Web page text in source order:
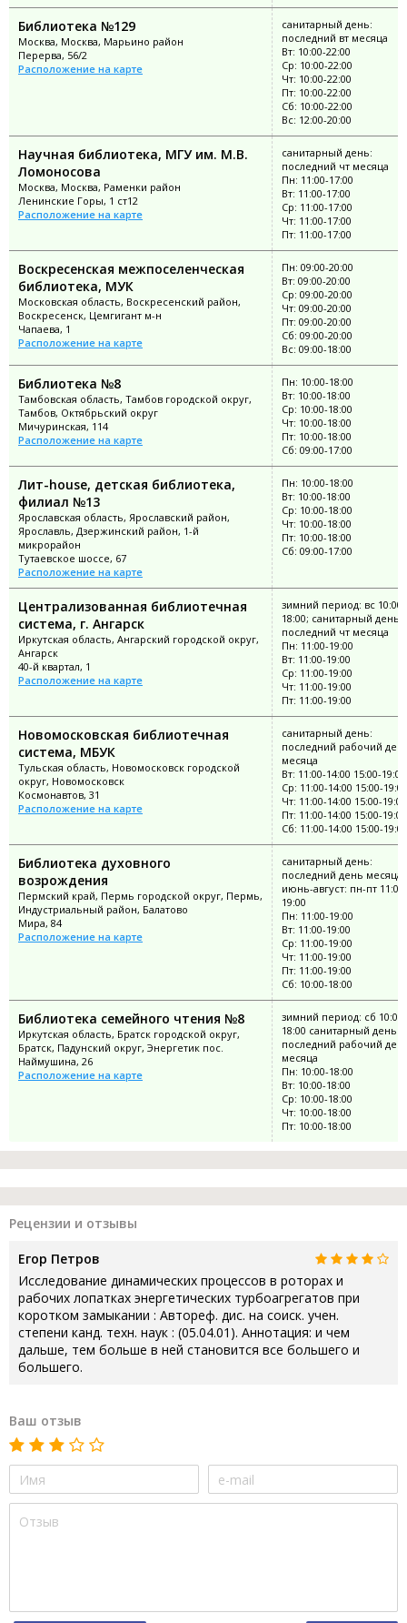
Библиотека №129
Москва, Москва, Марьино район
Перерва, 56/2
Расположение на карте
санитарный день:
последний вт месяца
Вт: 10:00-22:00
Ср: 10:00-22:00
Чт: 10:00-22:00
Пт: 10:00-22:00
Сб: 10:00-22:00
Вс: 12:00-20:00
Научная библиотека, МГУ им. М.В.
Ломоносова
Москва, Москва, Раменки район
Ленинские Горы, 1 ст12
Расположение на карте
санитарный день:
последний чт месяца
Пн: 11:00-17:00
Вт: 11:00-17:00
Ср: 11:00-17:00
Чт: 11:00-17:00
Пт: 11:00-17:00
Воскресенская межпоселенческая
библиотека, МУК
Московская область, Воскресенский район,
Воскресенск, Цемгигант м-н
Чапаева, 1
Расположение на карте
Пн: 09:00-20:00
Вт: 09:00-20:00
Ср: 09:00-20:00
Чт: 09:00-20:00
Пт: 09:00-20:00
Сб: 09:00-20:00
Вс: 09:00-18:00
Библиотека №8
Тамбовская область, Тамбов городской округ,
Тамбов, Октябрьский округ
Мичуринская, 114
Расположение на карте
Пн: 10:00-18:00
Вт: 10:00-18:00
Ср: 10:00-18:00
Чт: 10:00-18:00
Пт: 10:00-18:00
Сб: 09:00-17:00
Лит-house, детская библиотека,
филиал №13
Ярославская область, Ярославский район,
Ярославль, Дзержинский район, 1-й
микрорайон
Тутаевское шоссе, 67
Расположение на карте
Пн: 10:00-18:00
Вт: 10:00-18:00
Ср: 10:00-18:00
Чт: 10:00-18:00
Пт: 10:00-18:00
Сб: 09:00-17:00
Централизованная библиотечная
система, г. Ангарск
Иркутская область, Ангарский городской округ,
Ангарск
40-й квартал, 1
Расположение на карте
зимний период: вс 10:00-
18:00; санитарный день:
последний чт месяца
Пн: 11:00-19:00
Вт: 11:00-19:00
Ср: 11:00-19:00
Чт: 11:00-19:00
Пт: 11:00-19:00
Новомосковская библиотечная
система, МБУК
Тульская область, Новомосковск городской
округ, Новомосковск
Космонавтов, 31
Расположение на карте
санитарный день:
последний рабочий
месяца
Вт: 11:00-14:00 15:00-19:00
Ср: 11:00-14:00 15:00-19:00
Чт: 11:00-14:00 15:00-19:00
Пт: 11:00-14:00 15:00-19:00
Сб: 11:00-14:00 15:00-19:00
Библиотека духовного
возрождения
Пермский край, Пермь городской округ, Пермь,
Индустриальный район, Балатово
Мира, 84
Расположение на карте
санитарный день:
последний день месяца;
июнь-август: пн-пт 11:00-
19:00
Пн: 11:00-19:00
Вт: 11:00-19:00
Ср: 11:00-19:00
Чт: 11:00-19:00
Пт: 11:00-19:00
Сб: 10:00-18:00
Библиотека семейного чтения №8
Иркутская область, Братск городской округ,
Братск, Падунский округ, Энергетик пос.
Наймушина, 26
Расположение на карте
зимний период: сб 10:00-
18:00 санитарный день:
последний рабочий
месяца
Пн: 10:00-18:00
Вт: 10:00-18:00
Ср: 10:00-18:00
Чт: 10:00-18:00
Пт: 10:00-18:00
Рецензии и отзывы
Егор Петров
Исследование динамических процессов в роторах и
рабочих лопатках энергетических турбоагрегатов при
коротком замыкании : Автореф. дис. на соиск. учен.
степени канд. техн. наук : (05.04.01). Аннотация: и чем
дальше, тем больше в ней становится все большего и
большего.
Ваш отзыв